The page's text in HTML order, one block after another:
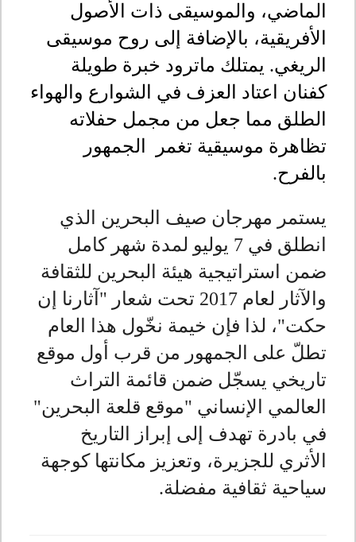
الماضي، والموسيقى ذات الأصول
الأفريقية، بالإضافة إلى روح موسيقى
الريغي. يمتلك ماترود خبرة طويلة
كفنان اعتاد العزف في الشوارع والهواء
الطلق مما جعل من مجمل حفلاته
تظاهرة موسيقية تغمر الجمهور
بالفرح.
يستمر مهرجان صيف البحرين الذي
انطلق في 7 يوليو لمدة شهر كامل
ضمن استراتيجية هيئة البحرين للثقافة
والآثار لعام 2017 تحت شعار "آثارنا إن
حكت"، لذا فإن خيمة نخّول هذا العام
تطلّ على الجمهور من قرب أول موقع
تاريخي يسجّل ضمن قائمة التراث
العالمي الإنساني "موقع قلعة البحرين"
في بادرة تهدف إلى إبراز التاريخ
الأثري للجزيرة، وتعزيز مكانتها كوجهة
سياحية ثقافية مفضلة.